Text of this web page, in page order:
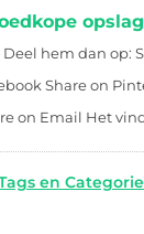
hem dan op:
Share on
on Email Het
en